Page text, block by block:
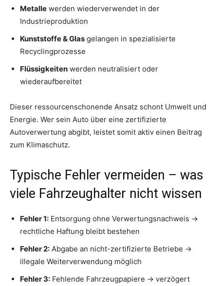
Metalle werden wiederverwendet in der
Industrieproduktion
Kunststoffe & Glas gelangen in spezialisierte
Recyclingprozesse
Flüssigkeiten werden neutralisiert oder
wiederaufbereitet
Dieser ressourcenschonende Ansatz schont Umwelt und
Energie. Wer sein Auto über eine zertifizierte
Autoverwertung abgibt, leistet somit aktiv einen Beitrag
zum Klimaschutz.
Typische Fehler vermeiden – was
viele Fahrzeughalter nicht wissen
Fehler 1: Entsorgung ohne Verwertungsnachweis →
rechtliche Haftung bleibt bestehen
Fehler 2: Abgabe an nicht-zertifizierte Betriebe →
illegale Weiterverwendung möglich
Fehler 3: Fehlende Fahrzeugpapiere → verzögert